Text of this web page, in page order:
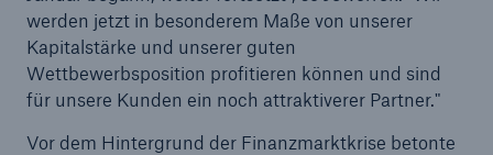
werden jetzt in besonderem Maße von unserer
Kapitalstärke und unserer guten
Wettbewerbsposition profitieren können und sind
für unsere Kunden ein noch attraktiverer Partner."
Vor dem Hintergrund der Finanzmarktkrise betonte
Cyber